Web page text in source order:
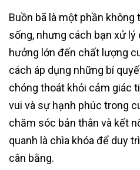
Buồn bã là một phần
sống, nhưng cách bạn xử
hưởng lớn đến chất lượng
cách áp dụng những bí
chóng thoát khỏi cảm giác
vui và sự hạnh phúc trong
chăm sóc bản thân và kết
quanh là chìa khóa để duy
cân bằng.